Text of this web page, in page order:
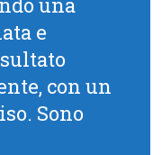
e
con un
Sono